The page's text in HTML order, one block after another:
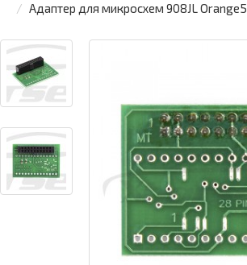
Адаптер для микросхем 908JL Orange5